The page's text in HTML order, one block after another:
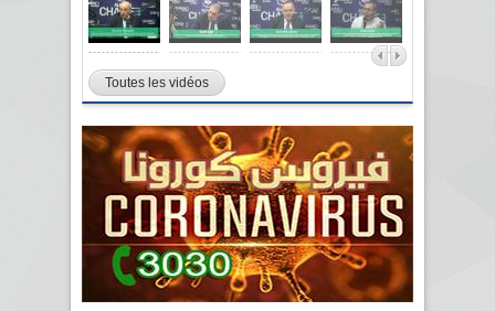
Toutes les vidéos